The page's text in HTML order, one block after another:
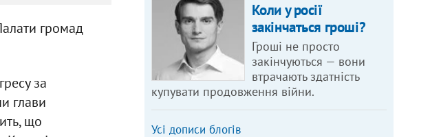
громад
за
глави
що
Коли у росії
закінчаться гроші?
Гроші не просто
закінчуються — вони
втрачають здатність
купувати продовження війни.
Усі дописи блогів